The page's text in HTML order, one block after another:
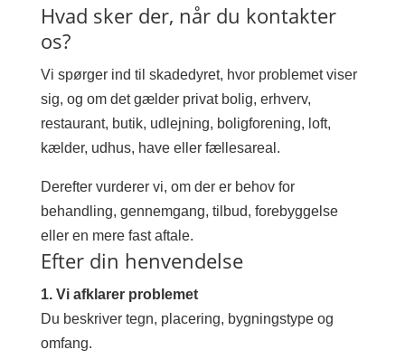
Hvad sker der, når du kontakter
os?
Vi spørger ind til skadedyret, hvor problemet viser
sig, og om det gælder privat bolig, erhverv,
restaurant, butik, udlejning, boligforening, loft,
kælder, udhus, have eller fællesareal.
Derefter vurderer vi, om der er behov for
behandling, gennemgang, tilbud, forebyggelse
eller en mere fast aftale.
Efter din henvendelse
1. Vi afklarer problemet
Du beskriver tegn, placering, bygningstype og
omfang.